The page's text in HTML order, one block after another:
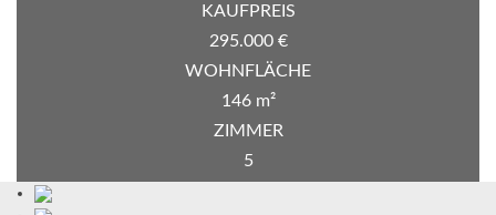
KAUFPREIS
295.000 €
WOHNFLÄCHE
146 m²
ZIMMER
5